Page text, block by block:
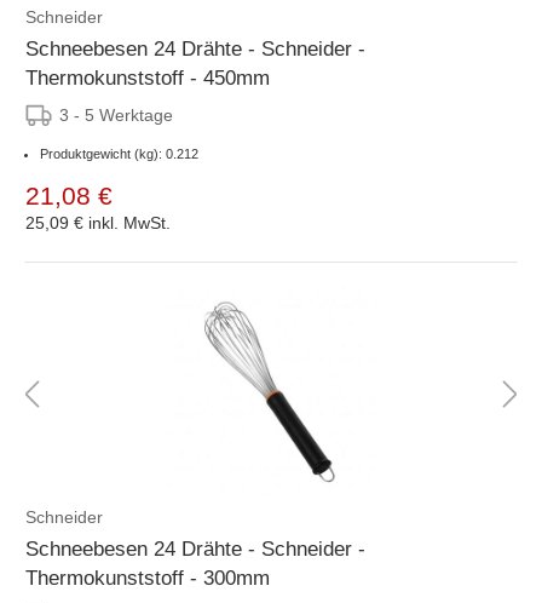
Schneider
Schneebesen 24 Drähte - Schneider -
Thermokunststoff - 450mm
3 - 5 Werktage
Produktgewicht (kg): 0.212
21,08 €
25,09 € inkl. MwSt.
Schneider
Schneebesen 24 Drähte - Schneider -
Thermokunststoff - 300mm